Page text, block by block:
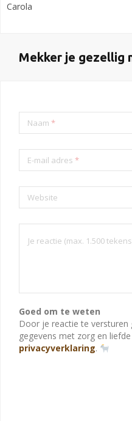
Carola
Mekker je gezellig
Naam *
E-mail adres *
Website
Goed om te weten
Door je reactie te
gegevens met zorg en
privacyverklaring.